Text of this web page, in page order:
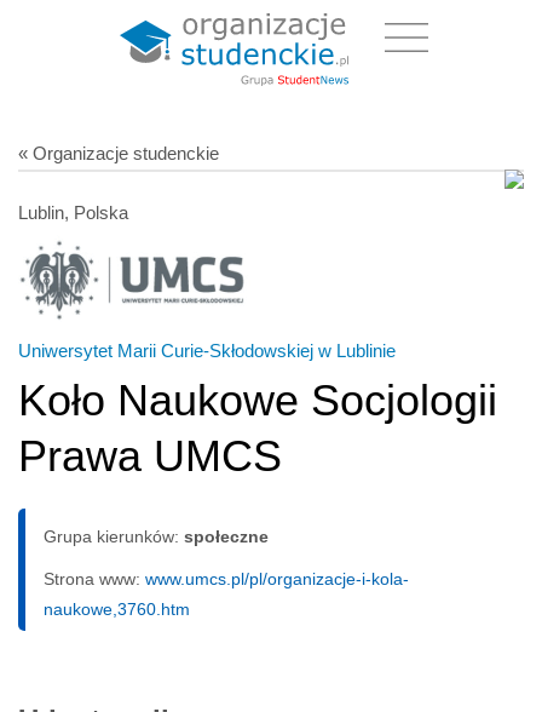
« Organizacje studenckie
Lublin, Polska
Uniwersytet Marii Curie-Skłodowskiej w Lublinie
Koło Naukowe Socjologii
Prawa UMCS
Grupa kierunków: społeczne
Strona www: www.umcs.pl/pl/organizacje-i-kola-
naukowe,3760.htm